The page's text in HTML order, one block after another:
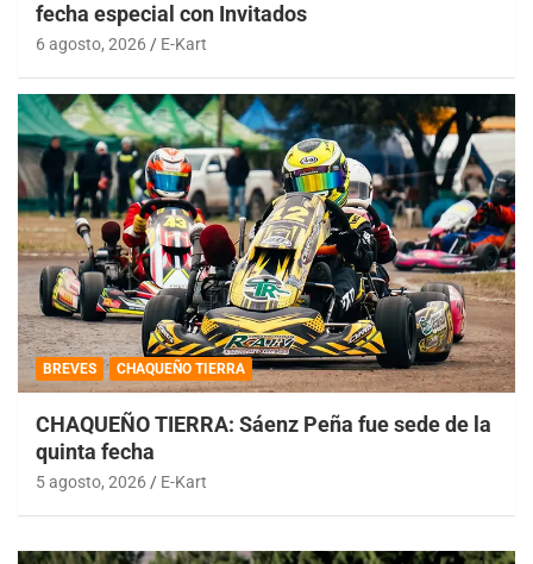
fecha especial con Invitados
6 agosto, 2026 E-Kart
BREVES CHAQUEÑO TIERRA
CHAQUEÑO TIERRA: Sáenz Peña fue sede de la
quinta fecha
5 agosto, 2026 E-Kart